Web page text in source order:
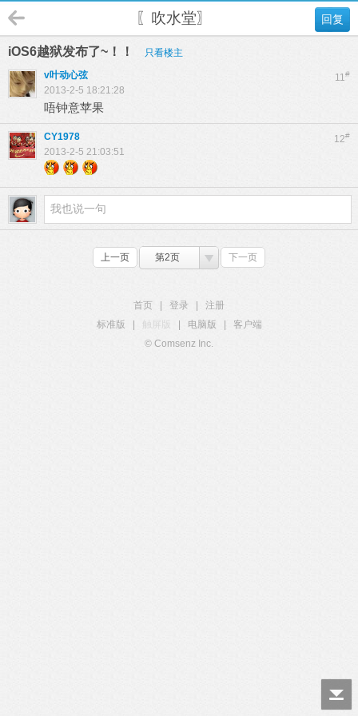
回复
〖吹水堂〗
iOS6越狱发布了~！！ 只看楼主
11#
v叶动心弦
2013-2-5 18:21:28
唔钟意苹果
12#
CY1978
2013-2-5 21:03:51
上一页 第2页 下一页
首页 登录
注册
标准版
触屏版 电脑版
客户端
© Comsenz Inc.